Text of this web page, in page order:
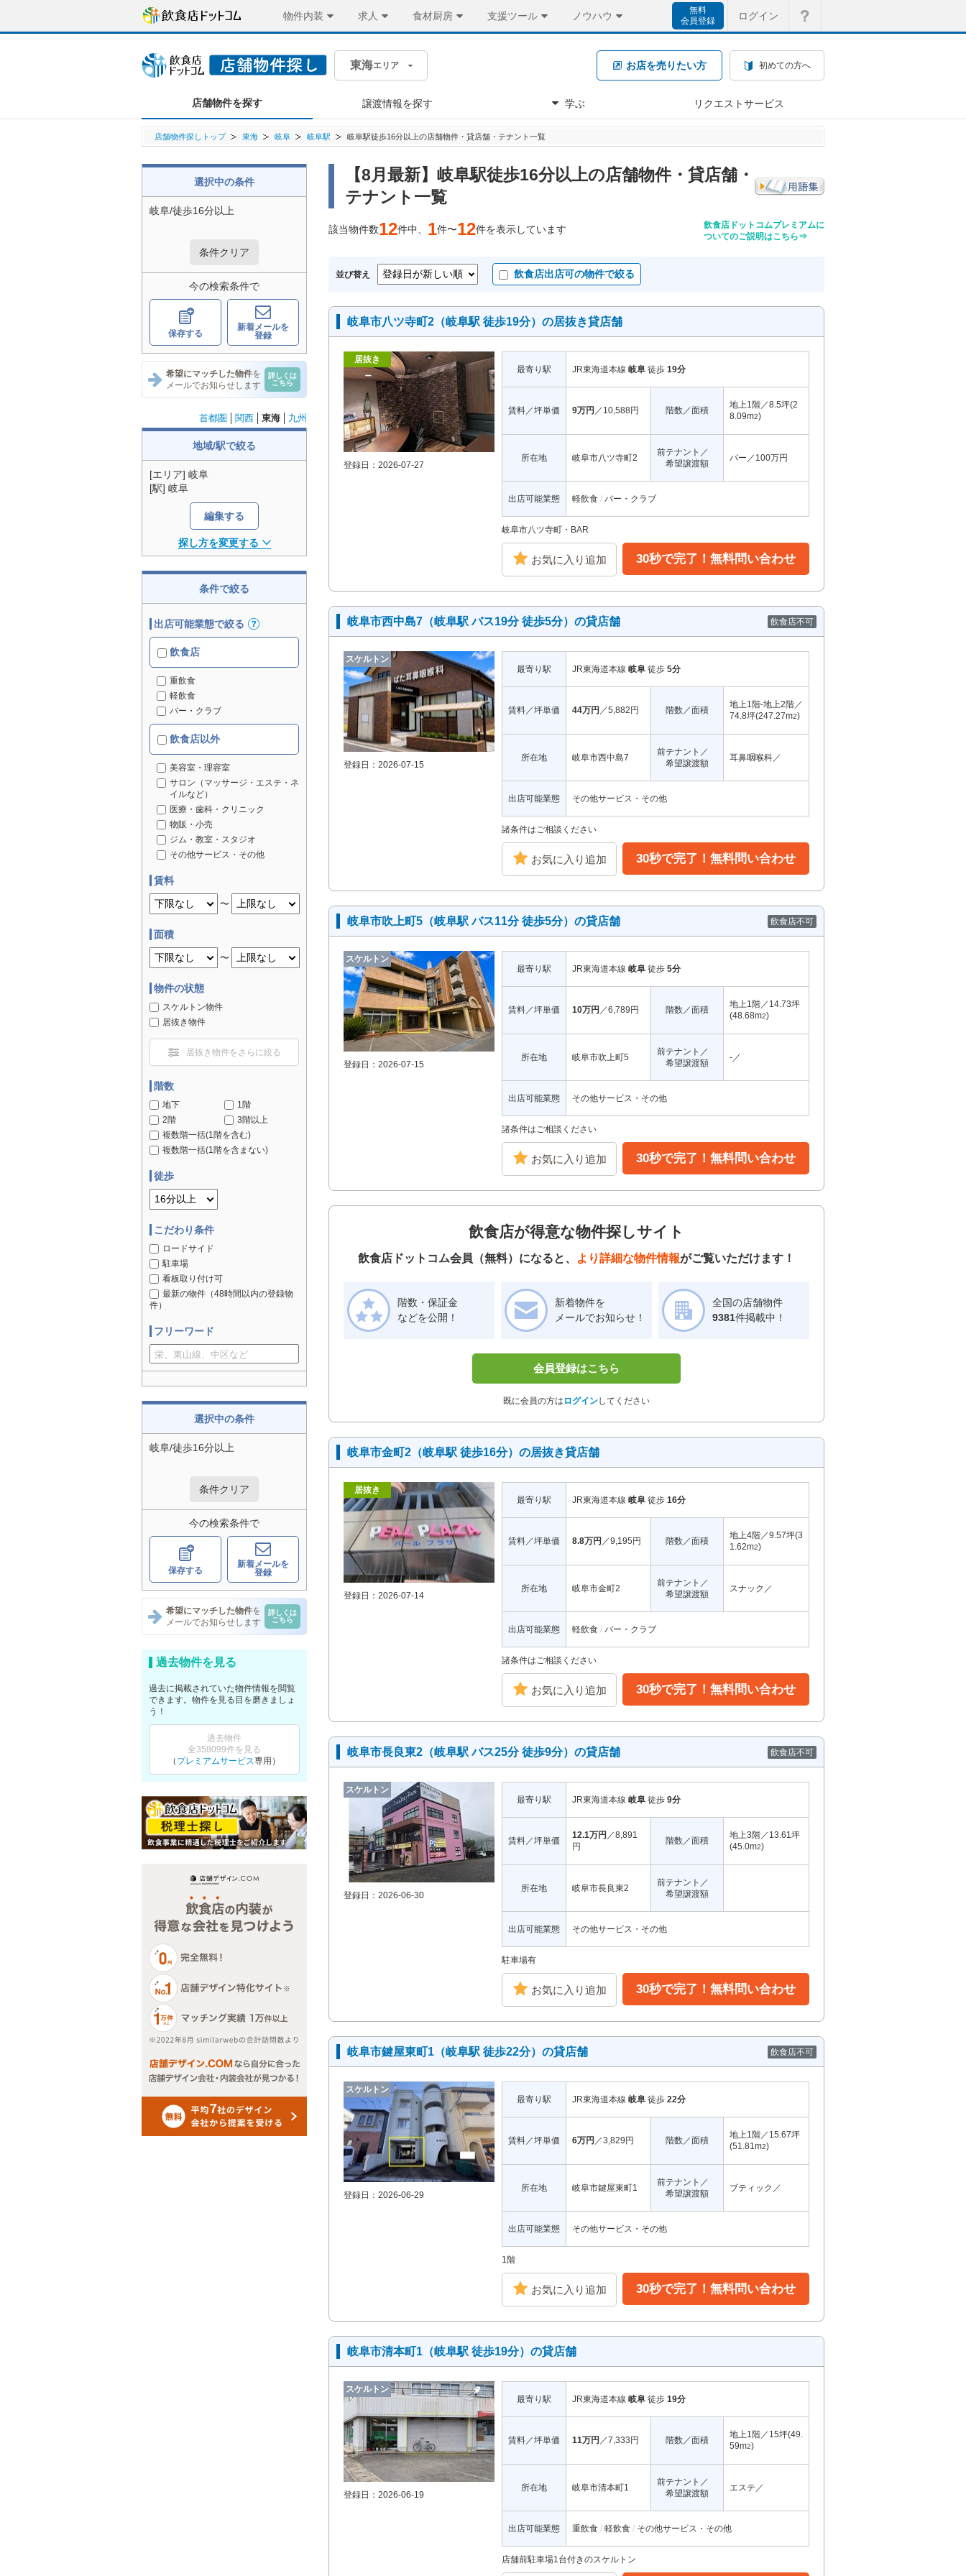
物件内装 求人 食材厨房 支援ツール ノウハウ
無料
会員登録
ログイン
東海エリア お店を売りたい方 初めての方へ
店舗物件を探す 譲渡情報を探す 学ぶ リクエストサービス
店舗物件探しトップ 東海 岐阜 岐阜駅 岐阜駅徒歩16分以上の店舗物件・貸店舗・テナント一覧
選択中の条件
岐阜/徒歩16分以上
条件クリア
今の検索条件で
保存する
新着メールを
登録
希望にマッチした物件を
メールでお知らせします
詳しくは
こちら
首都圏 関西 東海 九州
地域/駅で絞る
[エリア] 岐阜
[駅] 岐阜
編集する
探し方を変更する
条件で絞る
出店可能業態で絞る
飲食店
重飲食
軽飲食
バー・クラブ
飲食店以外
美容室・理容室
サロン（マッサージ・エステ・ネ
イルなど）
医療・歯科・クリニック
物販・小売
ジム・教室・スタジオ
その他サービス・その他
賃料
〜
面積
〜
物件の状態
スケルトン物件
居抜き物件
居抜き物件をさらに絞る
階数
地下
1階
2階
3階以上
複数階一括(1階を含む)
複数階一括(1階を含まない)
徒歩
こだわり条件
ロードサイド
駐車場
看板取り付け可
最新の物件（48時間以内の登録物
件）
フリーワード
選択中の条件
岐阜/徒歩16分以上
条件クリア
今の検索条件で
保存する
新着メールを
登録
希望にマッチした物件を
メールでお知らせします
詳しくは
こちら
過去物件を見る
過去に掲載されていた物件情報を閲覧
できます。物件を見る目を磨きましょ
う！
過去物件
全358099件を見る
（ プレミアムサービス専用）
【8月最新】岐阜駅徒歩16分以上の店舗物件・貸店舗・
テナント一覧
該当物件数12件中、 1件〜12件を表示しています
飲食店ドットコムプレミアムに
ついてのご説明はこちら⇒
並び替え 飲食店出店可の物件で絞る
岐阜市八ツ寺町2（岐阜駅 徒歩19分）の居抜き貸店舗
居抜き
登録日：2026-07-27
最寄り駅 JR東海道本線 岐阜 徒歩 19分
賃料／坪単価 9万円 ／10,588円 階数／面積
地上1階／8.5坪(2
8.09m2)
所在地 岐阜市八ツ寺町2
前テナント／
希望譲渡額
バー／100万円
出店可能業態 軽飲食 バー・クラブ
岐阜市八ツ寺町・BAR
お気に入り追加 30秒で完了！無料問い合わせ
岐阜市西中島7（岐阜駅 バス19分 徒歩5分）の貸店舗 飲食店不可
スケルトン
登録日：2026-07-15
最寄り駅 JR東海道本線 岐阜 徒歩 5分
賃料／坪単価 44万円 ／5,882円 階数／面積
地上1階-地上2階／
74.8坪(247.27m2)
所在地 岐阜市西中島7
前テナント／
希望譲渡額
耳鼻咽喉科／
出店可能業態 その他サービス・その他
諸条件はご相談ください
お気に入り追加 30秒で完了！無料問い合わせ
岐阜市吹上町5（岐阜駅 バス11分 徒歩5分）の貸店舗 飲食店不可
スケルトン
登録日：2026-07-15
最寄り駅 JR東海道本線 岐阜 徒歩 5分
賃料／坪単価 10万円 ／6,789円 階数／面積
地上1階／14.73坪
(48.68m2)
所在地 岐阜市吹上町5
前テナント／
希望譲渡額
-／
出店可能業態 その他サービス・その他
諸条件はご相談ください
お気に入り追加 30秒で完了！無料問い合わせ
飲食店が得意な物件探しサイト
飲食店ドットコム会員（無料）になると、 より詳細な物件情報がご覧いただけます！
階数・保証金
などを公開！
新着物件を
メールでお知らせ！
全国の店舗物件
9381件掲載中！
会員登録はこちら
既に会員の方は ログインしてください
岐阜市金町2（岐阜駅 徒歩16分）の居抜き貸店舗
居抜き
登録日：2026-07-14
最寄り駅 JR東海道本線 岐阜 徒歩 16分
賃料／坪単価 8.8万円 ／9,195円 階数／面積
地上4階／9.57坪(3
1.62m2)
所在地 岐阜市金町2
前テナント／
希望譲渡額
スナック／
出店可能業態 軽飲食 バー・クラブ
諸条件はご相談ください
お気に入り追加 30秒で完了！無料問い合わせ
岐阜市長良東2（岐阜駅 バス25分 徒歩9分）の貸店舗 飲食店不可
スケルトン
登録日：2026-06-30
最寄り駅 JR東海道本線 岐阜 徒歩 9分
賃料／坪単価
12.1万円 ／8,891
円
階数／面積
地上3階／13.61坪
(45.0m2)
所在地 岐阜市長良東2
前テナント／
希望譲渡額
出店可能業態 その他サービス・その他
駐車場有
お気に入り追加 30秒で完了！無料問い合わせ
岐阜市鍵屋東町1（岐阜駅 徒歩22分）の貸店舗 飲食店不可
スケルトン
登録日：2026-06-29
最寄り駅 JR東海道本線 岐阜 徒歩 22分
賃料／坪単価 6万円 ／3,829円 階数／面積
地上1階／15.67坪
(51.81m2)
所在地 岐阜市鍵屋東町1
前テナント／
希望譲渡額
ブティック／
出店可能業態 その他サービス・その他
1階
お気に入り追加 30秒で完了！無料問い合わせ
岐阜市清本町1（岐阜駅 徒歩19分）の貸店舗
スケルトン
登録日：2026-06-19
最寄り駅 JR東海道本線 岐阜 徒歩 19分
賃料／坪単価 11万円 ／7,333円 階数／面積
地上1階／15坪(49.
59m2)
所在地 岐阜市清本町1
前テナント／
希望譲渡額
エステ／
出店可能業態 重飲食 軽飲食 その他サービス・その他
店舗前駐車場1台付きのスケルトン